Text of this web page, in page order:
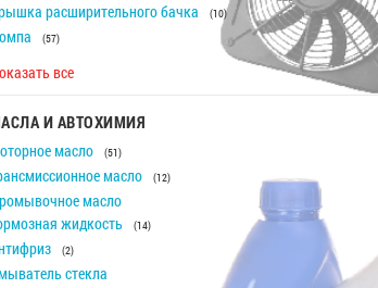
расширительного бачка (10)
(57)
все
И АВТОХИМИЯ
масло (51)
масло (12)
масло
жидкость
(14)
(2)
стекла